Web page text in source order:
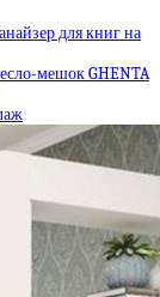
для книг на
мешок GHENTA